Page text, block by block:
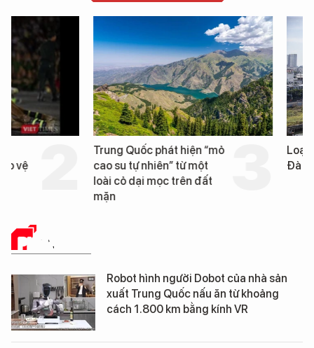
Trung Quốc phát hiện “mỏ
cao su tự nhiên” từ một
loài cỏ dại mọc trên đất
Loạt dự án bất động
Đà Nẵng sắp bị kiểm
PHÂN TÍCH
Robot hình người Dobot của nhà sản
xuất Trung Quốc nấu ăn từ khoảng
cách 1.800 km bằng kính VR